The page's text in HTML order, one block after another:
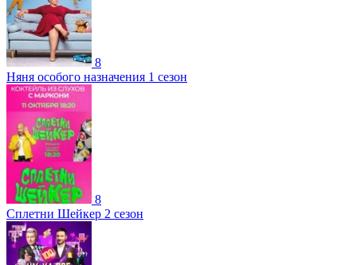
8
Няня особого назначения 1 сезон
8
Сплетни Шейкер 2 сезон